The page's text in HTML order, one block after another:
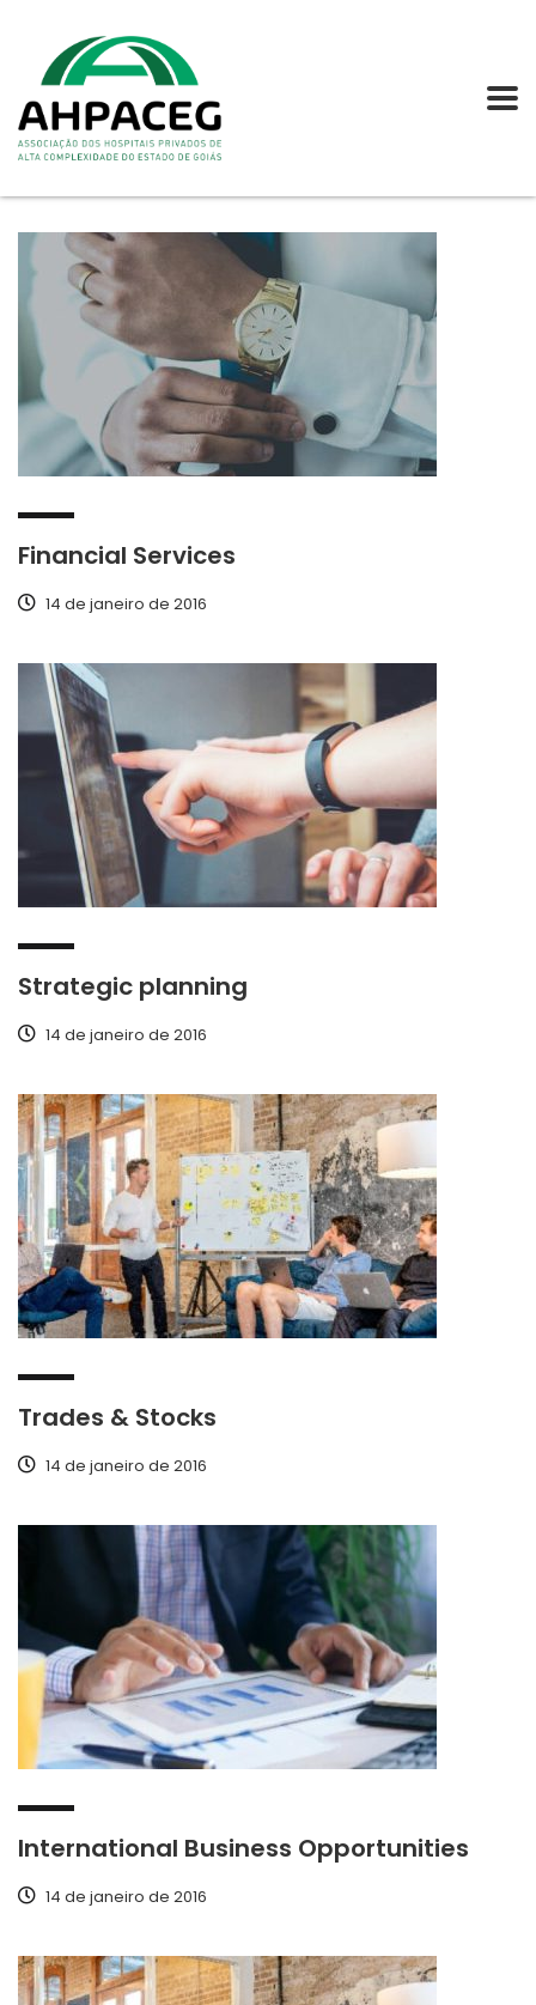
Financial Services
14 de janeiro de 2016
Strategic planning
14 de janeiro de 2016
Trades & Stocks
14 de janeiro de 2016
International Business Opportunities
14 de janeiro de 2016